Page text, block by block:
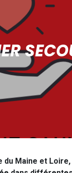
du Maine et